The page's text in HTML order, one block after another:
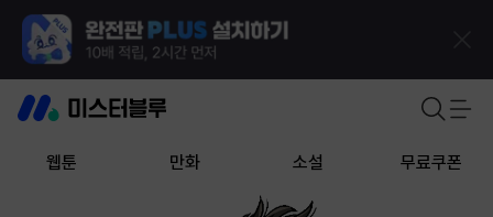
웹툰 만화 소설 무료쿠폰